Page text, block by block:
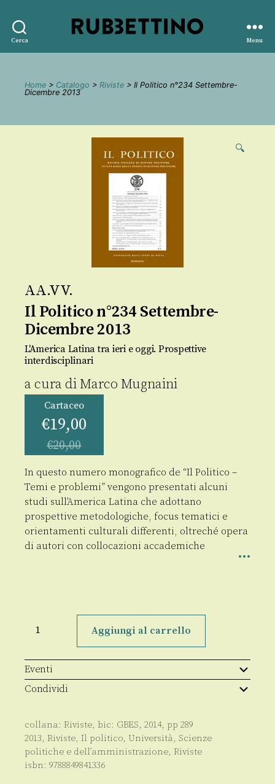
Cerca
editore
Menu
Home > Catalogo > Riviste > Il Politico n°234 Settembre-
Dicembre 2013
🔍
AA.VV.
Il Politico n°234 Settembre-
Dicembre 2013
L'America Latina tra ieri e oggi. Prospettive
interdisciplinari
a cura diMarco Mugnaini
Cartaceo
€19,00
€20,00
In questo numero monografico de “Il Politico –
Temi e problemi” vengono presentati alcuni
studi sull’America Latina che adottano
prospettive metodologiche, focus tematici e
orientamenti culturali differenti, oltreché opera
di autori con collocazioni accademiche
Politico
Dicembre
2013
quantità
Aggiungi al carrello
Eventi
Condividi
collana: Riviste, bic: GBES, 2014, pp 289
2013, Riviste, Il politico, Università, Scienze
politiche e dell’amministrazione, Riviste
isbn: 9788849841336